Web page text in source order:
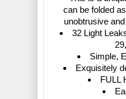
can be folded
unobtrusive
32 Light
Simple,
Exquisitely
FULL